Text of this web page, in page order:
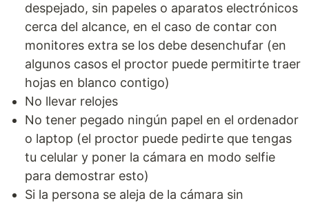
despejado, sin papeles o aparatos electrónicos
cerca del alcance, en el caso de contar con
monitores extra se los debe desenchufar (en
algunos casos el proctor puede permitirte traer
hojas en blanco contigo)
No llevar relojes
No tener pegado ningún papel en el ordenador
o laptop (el proctor puede pedirte que tengas
tu celular y poner la cámara en modo selfie
para demostrar esto)
Si la persona se aleja de la cámara sin